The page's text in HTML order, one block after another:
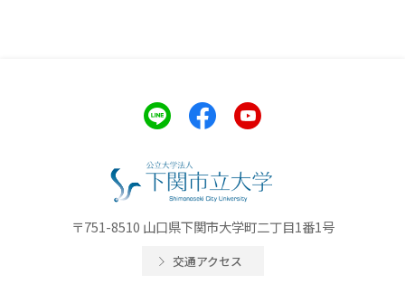
〒751-8510 山口県下関市大学町二丁目1番1号
交通アクセス